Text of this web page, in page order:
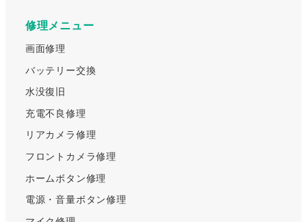
修理メニュー
画面修理
バッテリー交換
水没復旧
充電不良修理
リアカメラ修理
フロントカメラ修理
ホームボタン修理
電源・音量ボタン修理